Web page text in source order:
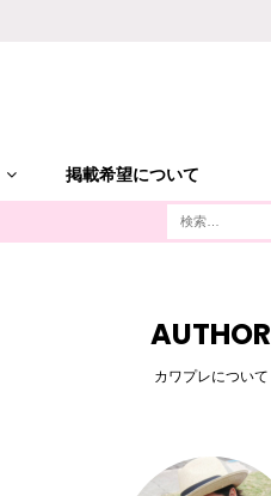
掲載希望について
AUTHOR
カワプレについて